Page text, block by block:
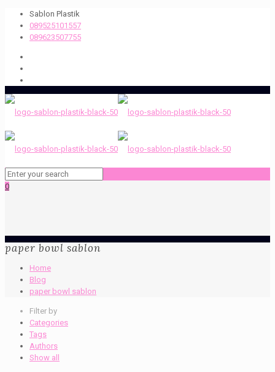
Sablon Plastik
089525101557
089623507755
0
paper bowl sablon
Home
Blog
paper bowl sablon
Filter by
Categories
Tags
Authors
Show all